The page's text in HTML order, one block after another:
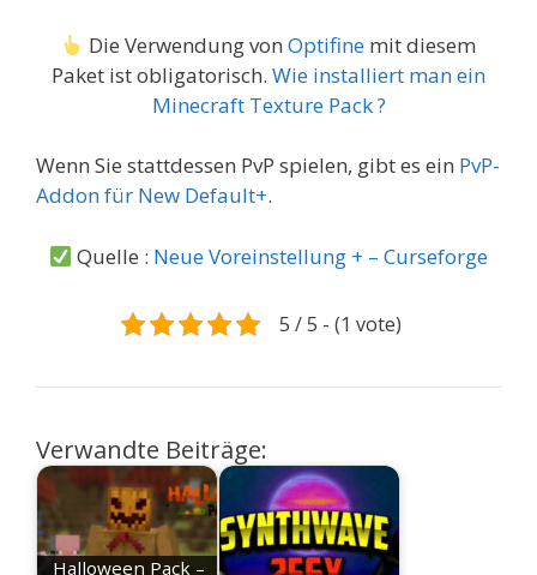
Die Verwendung vonOptifine mit diesem
Paket ist obligatorisch. Wie installiert man ein
Minecraft Texture Pack ?
Wenn Sie stattdessen PvP spielen, gibt es ein PvP-
Addon für New Default+.
Quelle : Neue Voreinstellung + – Curseforge
5 / 5 - (1 vote)
Verwandte Beiträge:
Halloween Pack –